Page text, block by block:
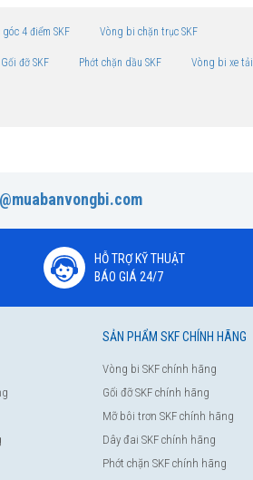
4 điểm SKF Vòng bi chặn trục SKF
Gối đỡ SKF Phớt chặn dầu SKF Vòng bi xe tải
HỖ TRỢ KỸ THUẬT
BÁO GIÁ 24/7
SẢN PHẨM SKF CHÍNH HÃNG
Vòng bi SKF chính hãng
Gối đỡ SKF chính hãng
Mỡ bôi trơn SKF chính hãng
Dây đai SKF chính hãng
Phớt chặn SKF chính hãng